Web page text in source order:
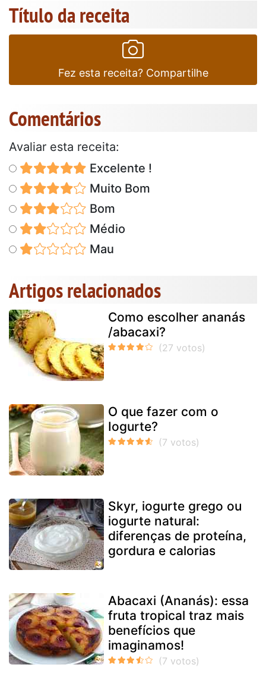
Título da receita
Fez esta receita? Compartilhe
Comentários
Avaliar esta receita:
Excelente !
Muito Bom
Bom
Médio
Mau
Artigos relacionados
Como escolher ananás
/abacaxi?
O que fazer com o
Iogurte?
Skyr, iogurte grego ou
iogurte natural:
diferenças de proteína,
gordura e calorias
Abacaxi (Ananás): essa
fruta tropical traz mais
benefícios que
imaginamos!